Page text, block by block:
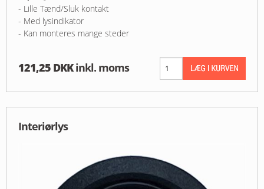
- Lille Tænd/Sluk kontakt
- Med lysindikator
- Kan monteres mange steder
121,25 DKK inkl. moms
Interiørlys